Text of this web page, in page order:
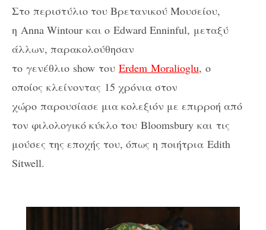
Στο περιστύλιο του Βρετανικού Μουσείου,
η Anna Wintour και ο Edward Enninful, μεταξύ
άλλων, παρακολούθησαν
το γενέθλιο show του Erdem Moralioglu, ο
οποίος κλείνοντας 15 χρόνια στον
χώρο παρουσίασε μια κολεξιόν με επιρροή από
τον φιλολογικό κύκλο του Bloomsbury και τις
μούσες της εποχής του, όπως η ποιήτρια Edith
Sitwell.